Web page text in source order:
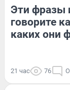
Эти фразы
говорите
каких они
21 час 76